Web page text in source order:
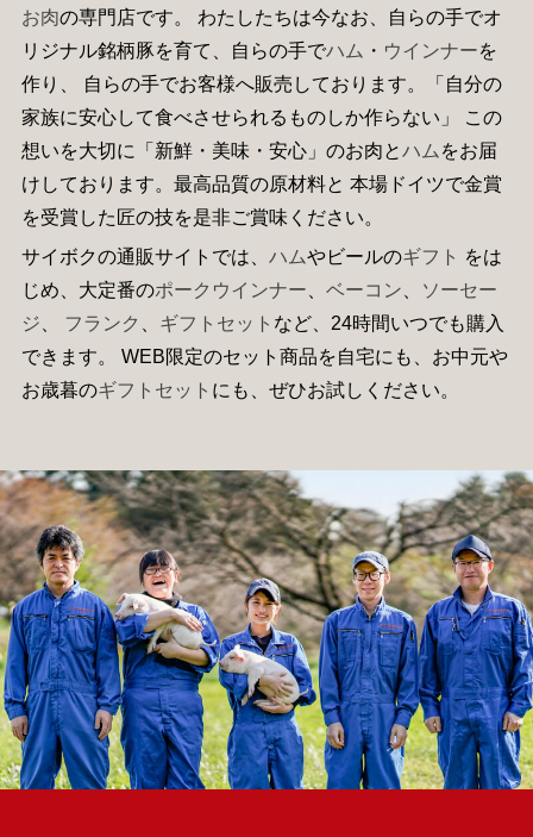
お肉の専門店です。 わたしたちは今なお、自らの手でオ
リジナル銘柄豚を育て、自らの手でハム ・ ウインナーを
作り、 自らの手でお客様へ販売しております。「自分の
家族に安心して食べさせられるものしか作らない」 この
想いを大切に「新鮮・美味・安心」のお肉とハム をお届
けしております。最高品質の原材料と 本場ドイツで金賞
を受賞した匠の技を是非ご賞味ください。
サイボクの通販サイトでは、 ハムやビールのギフト をは
じめ、大定番のポークウインナー ベーコン
ソーセー
ジ
フランク ギフトセット など、24時間いつでも購入
できます。 WEB限定のセット商品を自宅にも、お中元や
お歳暮のギフトセット にも、ぜひお試しください。